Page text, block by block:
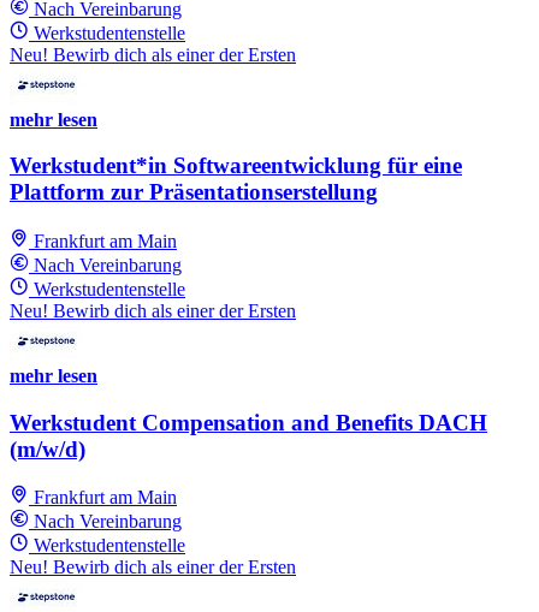
Nach Vereinbarung
Werkstudentenstelle
Neu! Bewirb dich als einer der Ersten
mehr lesen
Werkstudent*in Softwareentwicklung für eine
Plattform zur Präsentationserstellung
Frankfurt am Main
Nach Vereinbarung
Werkstudentenstelle
Neu! Bewirb dich als einer der Ersten
mehr lesen
Werkstudent Compensation and Benefits DACH
(m/w/d)
Frankfurt am Main
Nach Vereinbarung
Werkstudentenstelle
Neu! Bewirb dich als einer der Ersten